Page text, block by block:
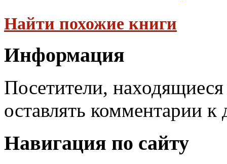
Найти похожие книги
Информация
Посетители,
оставлять комментарии к
Навигация по сайту